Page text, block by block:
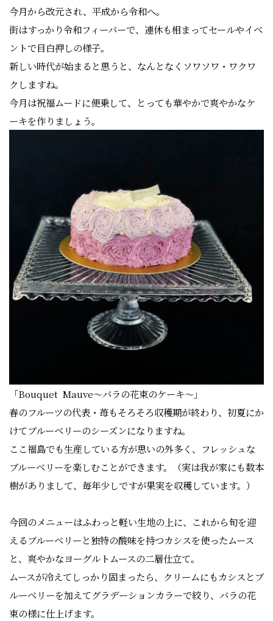
今月から改元され、平成から令和へ。
街はすっかり令和フィーバーで、連休も相まってセールやイベ
ントで目白押しの様子。
新しい時代が始まると思うと、なんとなくソワソワ・ワクワ
クしますね。
今月は祝福ムードに便乗して、とっても華やかで爽やかなケ
ーキを作りましょう。
「Bouquet Mauve～バラの花束のケーキ～」
春のフルーツの代表・苺もそろそろ収穫期が終わり、初夏にか
けてブルーベリーのシーズンになりますね。
ここ福島でも生産している方が思いの外多く、フレッシュな
ブルーベリーを楽しむことができます。（実は我が家にも数本
樹がありまして、毎年少しですが果実を収穫しています。）
今回のメニューはふわっと軽い生地の上に、これから旬を迎
えるブルーベリーと独特の酸味を持つカシスを使ったムース
と、爽やかなヨーグルトムースの二層仕立て。
ムースが冷えてしっかり固まったら、クリームにもカシスとブ
ルーベリーを加えてグラデーションカラーで絞り、バラの花
束の様に仕上げます。